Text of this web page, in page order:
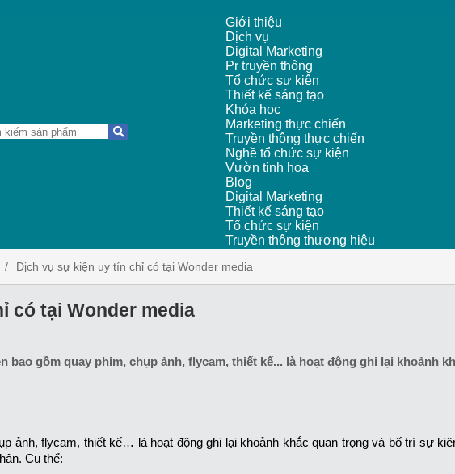
Giới thiệu
Dịch vụ
Digital Marketing
Pr truyền thông
Tổ chức sự kiện
Thiết kế sáng tạo
Khóa học
Marketing thực chiến
Truyền thông thực chiến
Nghề tổ chức sự kiện
Vườn tinh hoa
Blog
Digital Marketing
Thiết kế sáng tạo
Tổ chức sự kiện
Truyền thông thương hiệu
Dịch vụ sự kiện uy tín chỉ có tại Wonder media
có tại Wonder media
bao gồm quay phim, chụp ảnh, flycam, thiết kế... là hoạt động ghi lại khoảnh
ảnh, flycam, thiết kế… là hoạt động ghi lại khoảnh khắc quan trọng và bố trí sự
Cụ thể: